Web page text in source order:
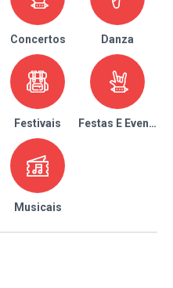
Concertos Danza
Festivais Festas E Eventos
Musicais